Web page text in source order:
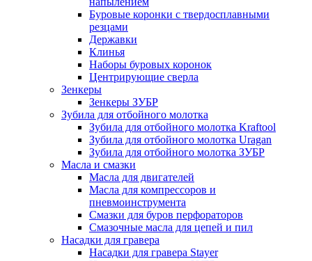
Буровые коронки с твердосплавными
резцами
Державки
Клинья
Наборы буровых коронок
Центрирующие сверла
Зенкеры
Зенкеры ЗУБР
Зубила для отбойного молотка
Зубила для отбойного молотка Kraftool
Зубила для отбойного молотка Uragan
Зубила для отбойного молотка ЗУБР
Масла и смазки
Масла для двигателей
Масла для компрессоров и
пневмоинструмента
Смазки для буров перфораторов
Смазочные масла для цепей и пил
Насадки для гравера
Насадки для гравера Stayer